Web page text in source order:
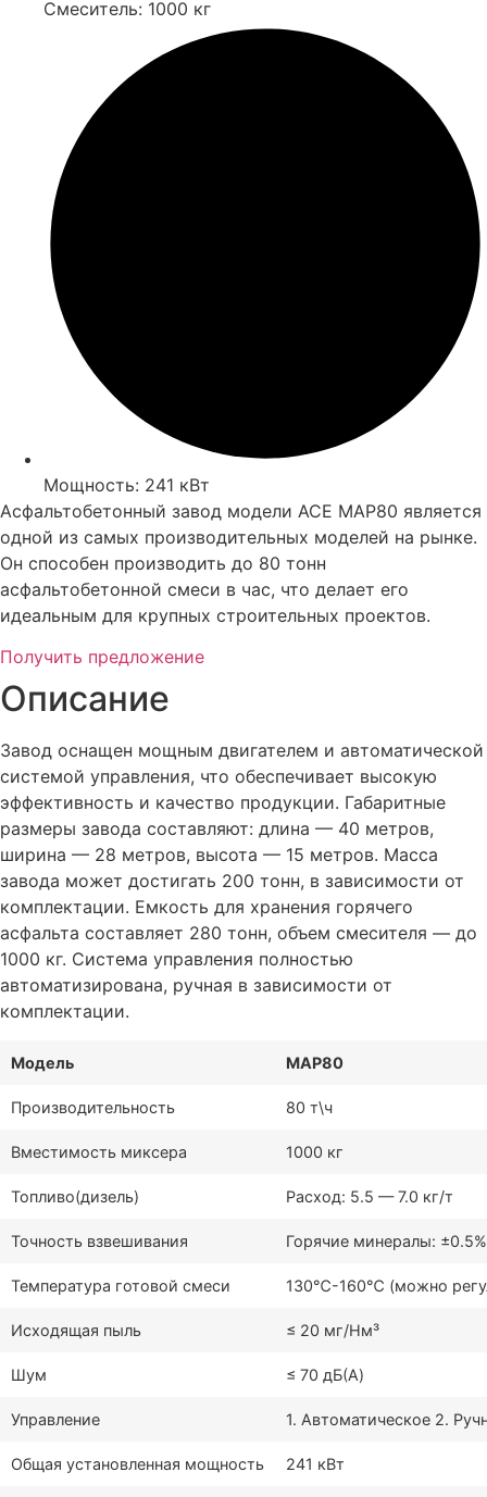
Смеситель: 1000 кг
Мощность: 241 кВт
Асфальтобетонный завод модели ACE MAP80 является
одной из самых производительных моделей на рынке.
Он способен производить до 80 тонн
асфальтобетонной смеси в час, что делает его
идеальным для крупных строительных проектов.
Получить предложение
Описание
Завод оснащен мощным двигателем и автоматической
системой управления, что обеспечивает высокую
эффективность и качество продукции. Габаритные
размеры завода составляют: длина — 40 метров,
ширина — 28 метров, высота — 15 метров. Масса
завода может достигать 200 тонн, в зависимости от
комплектации. Емкость для хранения горячего
асфальта составляет 280 тонн, объем смесителя — до
1000 кг. Система управления полностью
автоматизирована, ручная в зависимости от
комплектации.
Модель MAP80
Производительность 80 т\ч
Вместимость миксера 1000 кг
Топливо(дизель) Расход: 5.5 — 7.0 кг/т
Точность взвешивания Горячие минералы:
Температура готовой смеси 130℃-160℃ (можно
Исходящая пыль ≤ 20 мг/Нм³
Шум ≤ 70 дБ(A)
Управление 1. Автоматическое 2.
Общая установленная мощность 241 кВт